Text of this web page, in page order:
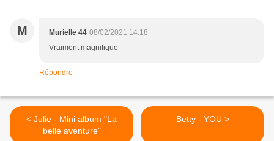
M Murielle 44 08/02/2021 14:18
Vraiment magnifique
Répondre
< Julie - Mini album "La
belle aventure"
Betty - YOU >